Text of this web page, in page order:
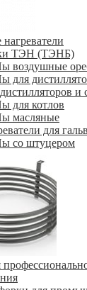
ТЭН (ТЭНБ)
воздушные
для
и
для котлов
масляные
для
со штуцером